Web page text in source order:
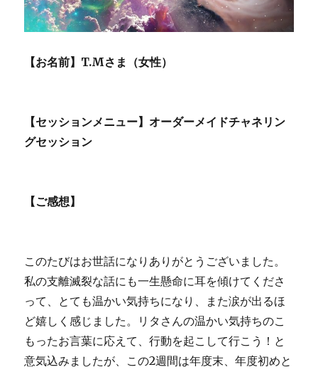
丈
夫！
【お名前】T.Mさま（女性）
【セッションメニュー】オーダーメイドチャネリン
グセッション
【ご感想】
このたびはお世話になりありがとうございました。
私の支離滅裂な話にも一生懸命に耳を傾けてくださ
って、とても温かい気持ちになり、また涙が出るほ
ど嬉しく感じました。リタさんの温かい気持ちのこ
もったお言葉に応えて、行動を起こして行こう！と
意気込みましたが、この2週間は年度末、年度初めと